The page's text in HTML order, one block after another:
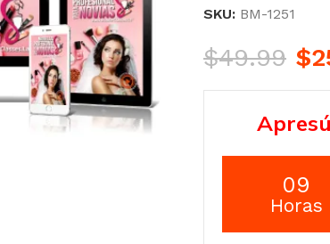
SKU: BM-1251
$49.99 $
09
Horas